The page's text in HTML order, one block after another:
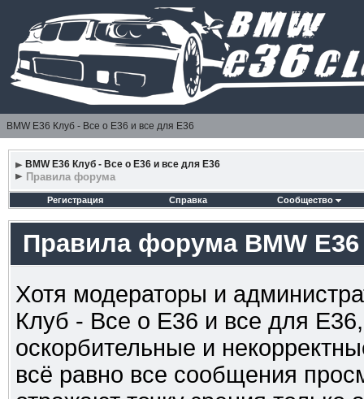
BMW E36 Клуб - Все о Е36 и все для Е36
BMW E36 Клуб - Все о Е36 и все для Е36
Правила форума
Регистрация Справка Сообщество
Правила форума BMW
Хотя модераторы и
Клуб - Все о Е36 и все для
оскорбительные и
всё равно все сообщения